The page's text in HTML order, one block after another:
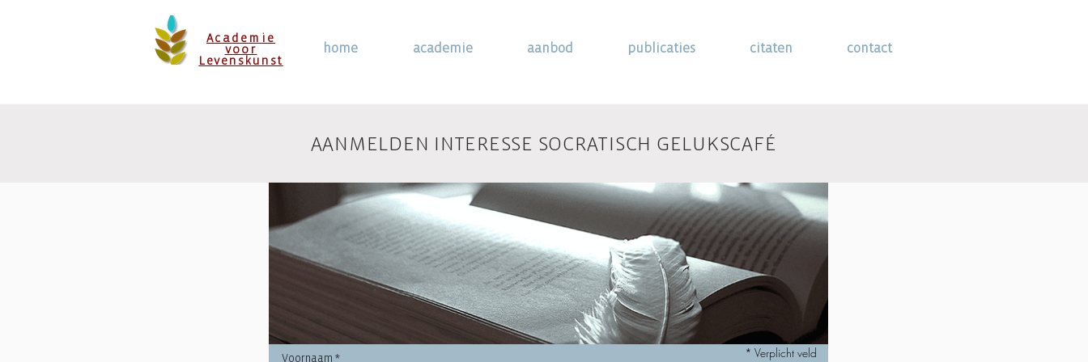
Academie
voor
Levenskunst
home academie aanbod publicaties citaten contact
Voornaam * Verplicht veld
AANMELDEN INTERESSE SOCRATISCH GELUKSCAFÉ